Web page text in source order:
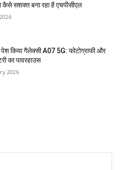
कैसे सशक्त बना रहा है एचपीसीएल
किया गैलेक्सी A07 5G: फोटोग्राफी और
का पावरहाउस
2026